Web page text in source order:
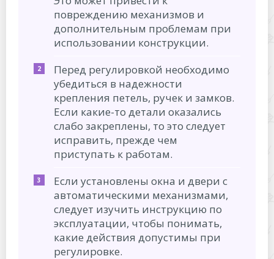
повреждению механизмов и
дополнительным проблемам при
использовании конструкции.
Перед регулировкой необходимо
убедиться в надежности
крепления петель, ручек и замков.
Если какие-то детали оказались
слабо закреплены, то это следует
исправить, прежде чем
приступать к работам.
Если установлены окна и двери с
автоматическими механизмами,
следует изучить инструкцию по
эксплуатации, чтобы понимать,
какие действия допустимы при
регулировке.